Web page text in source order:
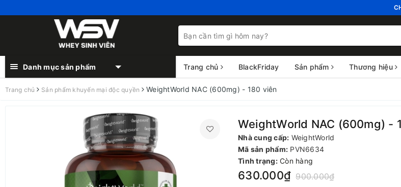
Danh mục sản phẩm Trang chủ BlackFriday Sản phẩm Thương hiệu
Trang chủ Sản phẩm khuyến mại độc quyền WeightWorld NAC (600mg) - 180 viên
WeightWorld NAC (600mg) -
Nhà cung cấp: WeightWorld
Mã sản phẩm: PVN6634
Tình trạng: Còn hàng
630.000₫ 900.000₫